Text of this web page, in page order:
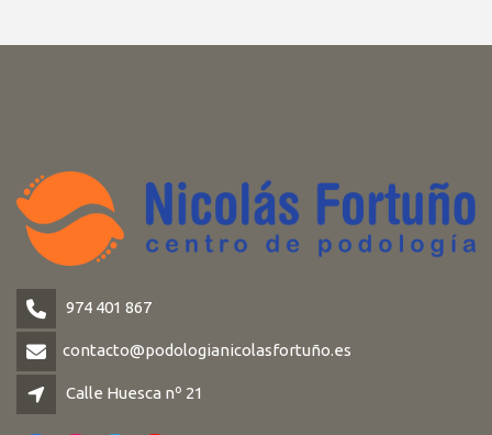
974 401 867
contacto@podologianicolasfortuño.es
Calle Huesca nº 21